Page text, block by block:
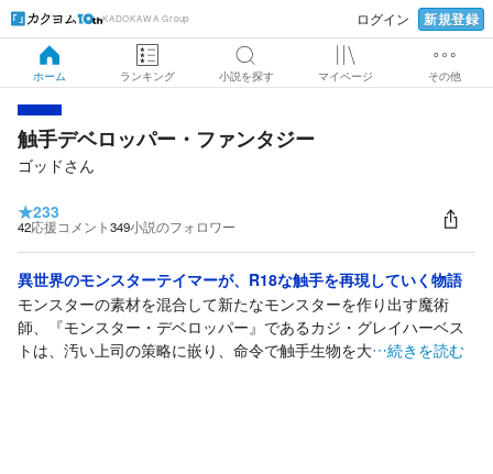
KADOKAWA Group ログイン 新規登録
ホーム ランキング 小説を探す マイページ その他
触手デベロッパー・ファンタジー
ゴッドさん
★233
42応援コメント349小説のフォロワー
異世界のモンスターテイマーが、R18な触手を再現していく物語
モンスターの素材を混合して新たなモンスターを作り出す魔術
師、『モンスター・デベロッパー』であるカジ・グレイハーベス
トは、汚い上司の策略に嵌り、命令で触手生物を大…続きを読む